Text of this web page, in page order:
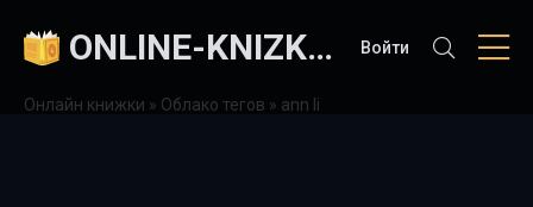
ONLINE-KNIZKI.COM Войти
Онлайн книжки » Облако тегов » ann li